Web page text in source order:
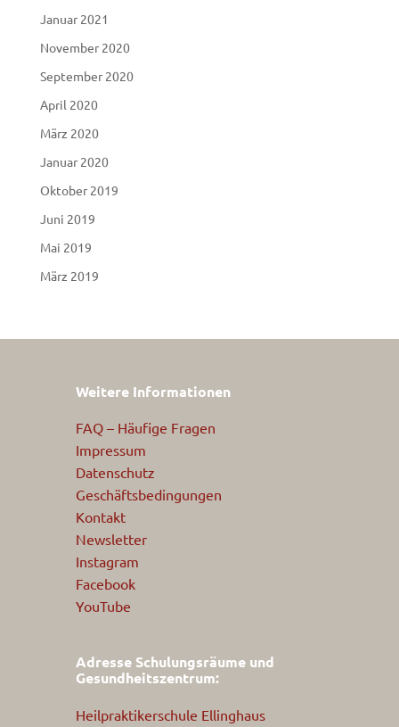
Januar 2021
November 2020
September 2020
April 2020
März 2020
Januar 2020
Oktober 2019
Juni 2019
Mai 2019
März 2019
Weitere Informationen
FAQ – Häufige Fragen
Impressum
Datenschutz
Geschäftsbedingungen
Kontakt
Newsletter
Instagram
Facebook
YouTube
Adresse Schulungsräume und
Gesundheitszentrum:
Heilpraktikerschule Ellinghaus